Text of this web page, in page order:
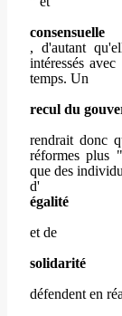
consensuelle
, d'autant
intéressés
temps. Un
recul du
rendrait donc
réformes plus
que des
d'
égalité
et de
solidarité
défendent en